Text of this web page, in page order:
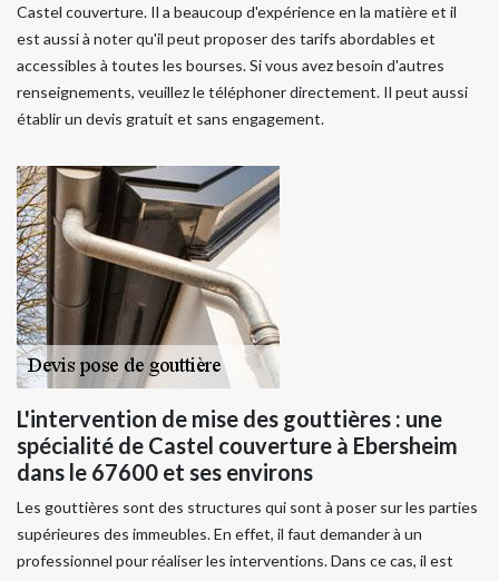
Castel couverture. Il a beaucoup d'expérience en la matière et il
est aussi à noter qu'il peut proposer des tarifs abordables et
accessibles à toutes les bourses. Si vous avez besoin d'autres
renseignements, veuillez le téléphoner directement. Il peut aussi
établir un devis gratuit et sans engagement.
L'intervention de mise des gouttières : une
spécialité de Castel couverture à Ebersheim
dans le 67600 et ses environs
Les gouttières sont des structures qui sont à poser sur les parties
supérieures des immeubles. En effet, il faut demander à un
professionnel pour réaliser les interventions. Dans ce cas, il est